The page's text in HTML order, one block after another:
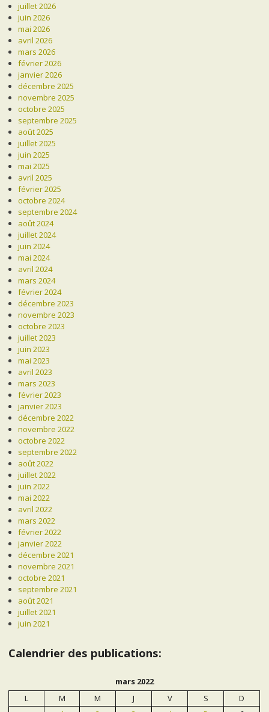
juillet 2026
juin 2026
mai 2026
avril 2026
mars 2026
février 2026
janvier 2026
décembre 2025
novembre 2025
octobre 2025
septembre 2025
août 2025
juillet 2025
juin 2025
mai 2025
avril 2025
février 2025
octobre 2024
septembre 2024
août 2024
juillet 2024
juin 2024
mai 2024
avril 2024
mars 2024
février 2024
décembre 2023
novembre 2023
octobre 2023
juillet 2023
juin 2023
mai 2023
avril 2023
mars 2023
février 2023
janvier 2023
décembre 2022
novembre 2022
octobre 2022
septembre 2022
août 2022
juillet 2022
juin 2022
mai 2022
avril 2022
mars 2022
février 2022
janvier 2022
décembre 2021
novembre 2021
octobre 2021
septembre 2021
août 2021
juillet 2021
juin 2021
Calendrier des publications:
mars 2022
L
M M J V S
D